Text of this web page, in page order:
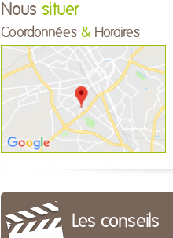
Nous situer
Coordonnées & Horaires
Les conseils